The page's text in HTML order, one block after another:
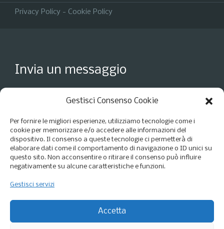
Gestisci Consenso Cookie
Per fornire le migliori esperienze, utilizziamo tecnologie come i
cookie per memorizzare e/o accedere alle informazioni del
dispositivo. Il consenso a queste tecnologie ci permetterà di
elaborare dati come il comportamento di navigazione o ID unici su
questo sito. Non acconsentire o ritirare il consenso può influire
negativamente su alcune caratteristiche e funzioni.
Gestisci servizi
Accetta
Privacy Policy - Cookie Policy
Invia un messaggio
Accetto i termini dellaPrivacy Policy*